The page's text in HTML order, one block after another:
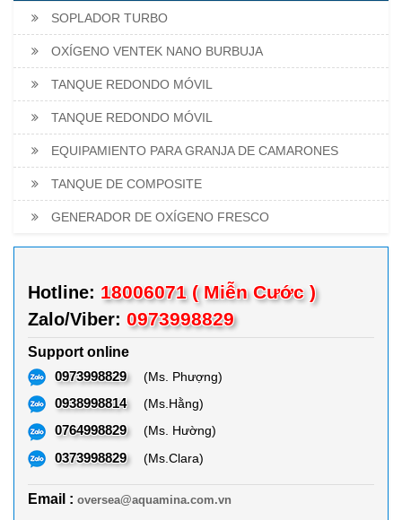
SOPLADOR TURBO
OXÍGENO VENTEK NANO BURBUJA
TANQUE REDONDO MÓVIL
TANQUE REDONDO MÓVIL
EQUIPAMIENTO PARA GRANJA DE CAMARONES
TANQUE DE COMPOSITE
GENERADOR DE OXÍGENO FRESCO
Hotline: 18006071 ( Miễn Cước )
Zalo/Viber: 0973998829
Support online
0973998829
(Ms. Phượng)
0938998814 (Ms.Hằng)
0764998829 (Ms. Hường)
0373998829 (Ms.Clara)
Email : oversea@aquamina.com.vn